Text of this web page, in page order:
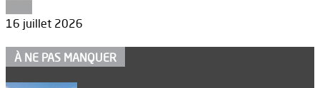
16 juillet 2026
À NE PAS MANQUER